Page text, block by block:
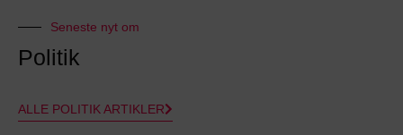
Seneste nyt om
Politik
ALLE POLITIK ARTIKLER